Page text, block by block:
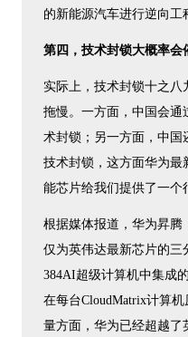
的新能源汽车进行逆向工
第四，技术封锁大概率会
实际上，技术封锁十之八
拖慢。一方面，中国会通
术封锁；另一方面，中国
技术封锁，这方面华为最
能芯片给我们提供了一个
根据媒体报道，华为昇腾
仅为英伟达最新芯片的三
384AI超级计算机中集成
在每台CloudMatrix计算
量方面，华为已经超越了